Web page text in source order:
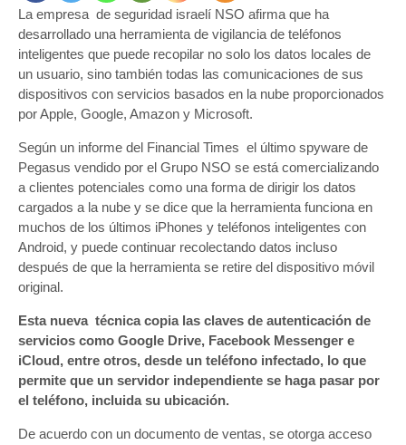
acceder
a
los
iCloud,
iPhones
y
otros
la
La empresa de seguridad israelí NSO afirma que ha
desarrollado una herramienta de vigilancia de teléfonos
inteligentes que puede recopilar no solo los datos locales de
un usuario, sino también todas las comunicaciones de sus
dispositivos con servicios basados ​​en la nube proporcionados
por Apple, Google, Amazon y Microsoft.
Según un informe del Financial Times el último spyware de
Pegasus vendido por el Grupo NSO se está comercializando
a clientes potenciales como una forma de dirigir los datos
cargados a la nube y se dice que la herramienta funciona en
muchos de los últimos iPhones y teléfonos inteligentes con
Android, y puede continuar recolectando datos incluso
después de que la herramienta se retire del dispositivo móvil
original.
Esta nueva técnica copia las claves de autenticación de
servicios como Google Drive, Facebook Messenger e
iCloud, entre otros, desde un teléfono infectado, lo que
permite que un servidor independiente se haga pasar por
el teléfono, incluida su ubicación.
De acuerdo con un documento de ventas, se otorga acceso